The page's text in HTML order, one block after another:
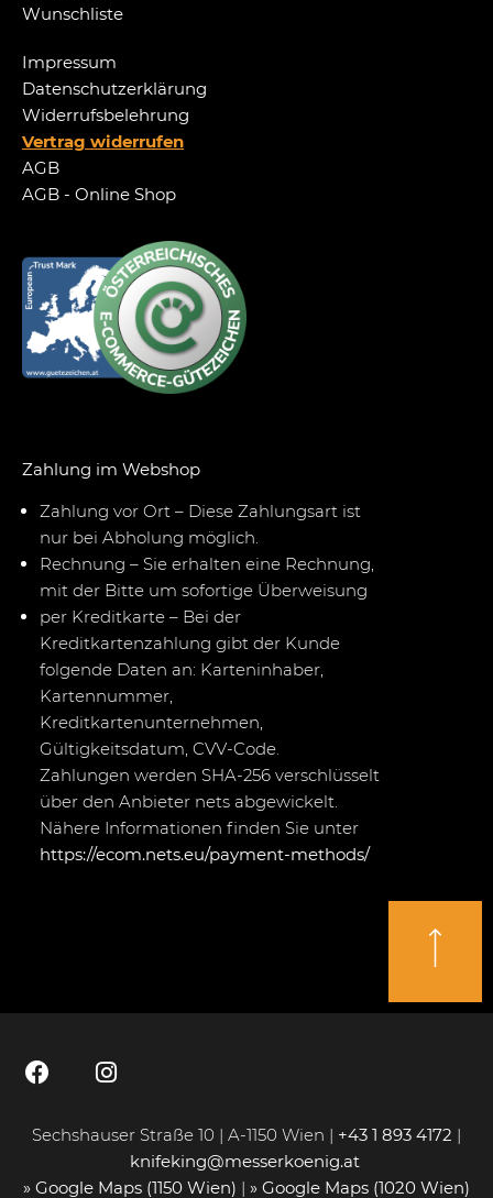
Wunschliste
Impressum
Datenschutzerklärung
Widerrufsbelehrung
Vertrag widerrufen
AGB
AGB - Online Shop
Zahlung im Webshop
Zahlung vor Ort – Diese Zahlungsart ist
nur bei Abholung möglich.
Rechnung – Sie erhalten eine Rechnung,
mit der Bitte um sofortige Überweisung
per Kreditkarte – Bei der
Kreditkartenzahlung gibt der Kunde
folgende Daten an: Karteninhaber,
Kartennummer,
Kreditkartenunternehmen,
Gültigkeitsdatum, CVV-Code.
Zahlungen werden SHA-256 verschlüsselt
über den Anbieter nets abgewickelt.
Nähere Informationen finden Sie unter
https://ecom.nets.eu/payment-methods/
Sechshauser Straße 10 | A-1150 Wien | +43 1 893 4172 |
knifeking@messerkoenig.at
» Google Maps (1150 Wien) | » Google Maps (1020 Wien)